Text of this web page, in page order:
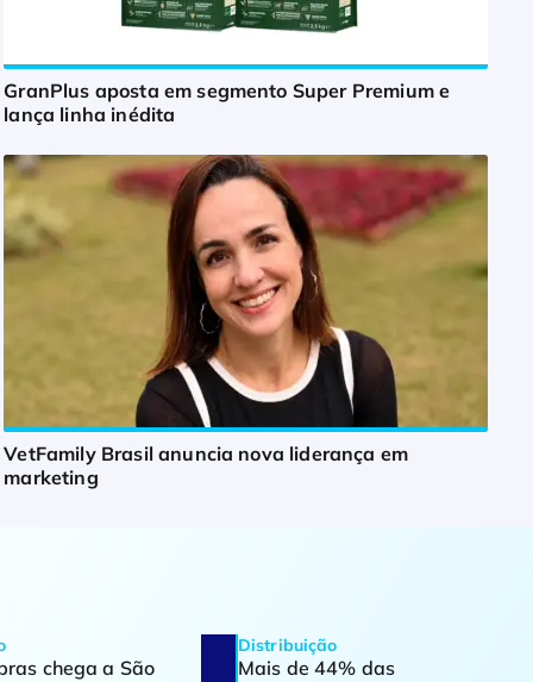
GranPlus aposta em segmento Super Premium e
lança linha inédita
VetFamily Brasil anuncia nova liderança em
marketing
chega a São
Distribuição
Mais de 44% das